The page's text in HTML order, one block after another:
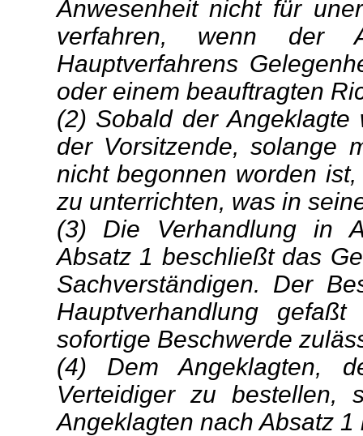
Anwesenheit nicht für
verfahren, wenn der
Hauptverfahrens
oder einem beauftragten
(2) Sobald der
der Vorsitzende, solange
nicht begonnen worden
zu unterrichten, was in
(3) Die Verhandlung in
Absatz 1 beschließt das
Sachverständigen. Der
Hauptverhandlung
sofortige Beschwerde
(4) Dem Angeklagten,
Verteidiger zu bestellen,
Angeklagten nach Absatz 1